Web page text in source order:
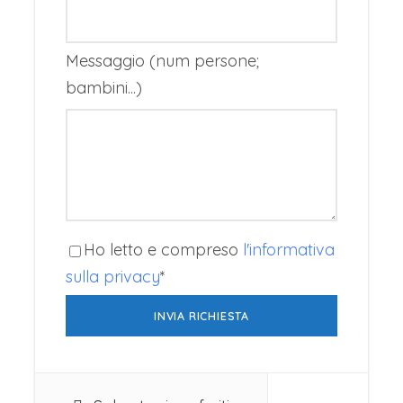
Messaggio (num persone;
bambini...)
Ho letto e compreso l'informativa
sulla privacy*
Ecco le spiagge da non perdere a Eubea:
orientale, vi farà sentire lontani da tutto
Agia Anna, nella parte settentrionale. Una
delle più ampie e frequentate dell’isola
Heliadou, spiaggia dall’aspetto selvaggio,
molto apprezzata da chi ama fare